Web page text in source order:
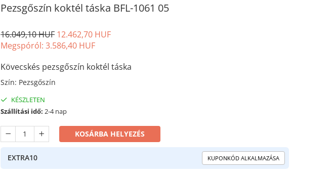
Pezsgőszín koktél táska BFL-1061 05
16.049,10 HUF 12.462,70 HUF
Megspóról: 3.586,40 HUF
Kövecskés pezsgőszín koktél táska
Szín: Pezsgőszín
KÉSZLETEN
Szállítási idő: 2-4 nap
KOSÁRBA HELYEZÉS
EXTRA10 KUPONKÓD ALKALMAZÁSA